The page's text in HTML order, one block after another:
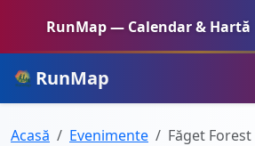
RunMap — Calendar & Hartă
RunMap
Acasă Evenimente Făget Forest